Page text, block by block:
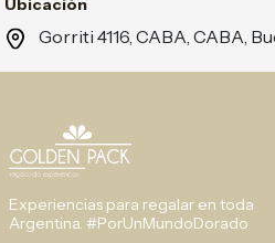
Ubicación
Gorriti 4116, CABA, CABA,
Experiencias para regalar en toda
Argentina. #PorUnMundoDorado